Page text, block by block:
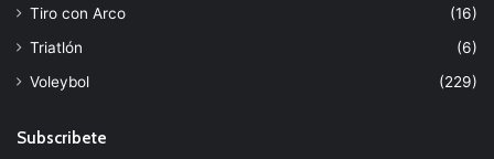
Tiro con Arco
(16)
Triatlón
(6)
Voleybol
(229)
Subscribete